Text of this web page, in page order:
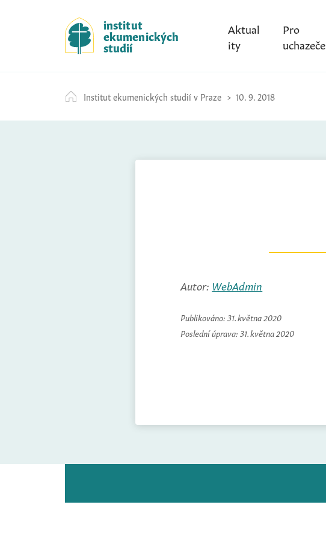
k
i
p
t
c
o
institut
ekumenických
studií
Aktual
ity
Pro
uchazeče
Institut ekumenických studií v Praze 10. 9. 2018
Autor: WebAdmin
Publikováno: 31. května 2020
Poslední úprava: 31. května 2020